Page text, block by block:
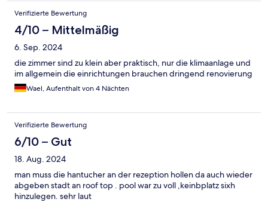
Verifizierte Bewertung
4/10 – Mittelmäßig
6. Sep. 2024
die zimmer sind zu klein aber praktisch, nur die klimaanlage und
im allgemein die einrichtungen brauchen dringend renovierung
Wael, Aufenthalt von 4 Nächten
Verifizierte Bewertung
6/10 – Gut
18. Aug. 2024
man muss die hantucher an der rezeption hollen da auch wieder
abgeben stadt an roof top . pool war zu voll ,keinbplatz sixh
hinzulegen. sehr laut